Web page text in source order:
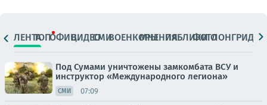
ЛЕНТАТОПОФИЦ.ВИДЕОСМИВОЕНКОРЫМНЕНИЯПАБЛИКИ
ФОТОЛОНГРИДЫ
Под Сумами уничтожены замкомбата ВСУ и
инструктор «Международного легиона»
СМИ 07:09